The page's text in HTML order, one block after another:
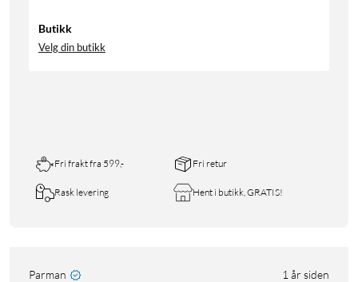
Butikk
Velg din butikk
Fri frakt fra 599,- Fri retur
Rask levering Hent i butikk, GRATIS!
Parman 1 år siden